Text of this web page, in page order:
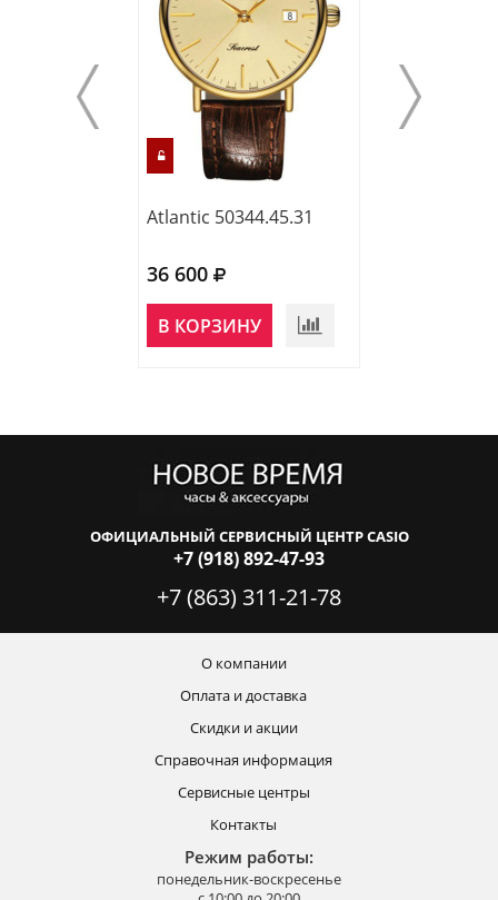
Atlantic 50344.45.31
36 600
В КОРЗИНУ
ОФИЦИАЛЬНЫЙ СЕРВИСНЫЙ ЦЕНТР CASIO
+7 (918) 892-47-93
+7 (863) 311-21-78
О компании
Оплата и доставка
Скидки и акции
Справочная информация
Сервисные центры
Контакты
Режим работы:
понедельник-воскресенье